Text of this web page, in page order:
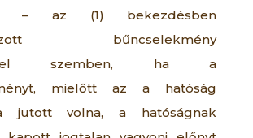
– az (1) bekezdésben
bűncselekmény
szemben, ha a
mielőtt az a hatóság
jutott volna, a hatóságnak